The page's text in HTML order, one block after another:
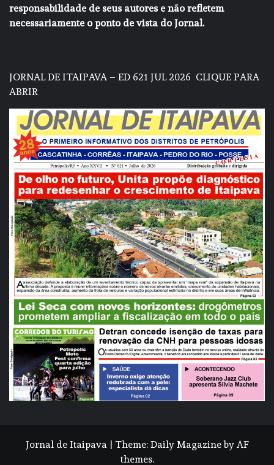
responsabilidade de seus autores e não refletem
necessariamente o ponto de vista do Jornal.
JORNAL DE ITAIPAVA – ED 621 JUL 2026 CLIQUE PARA
ABRIR
Jornal de Itaipava Theme: Daily Magazineby AF
themes.